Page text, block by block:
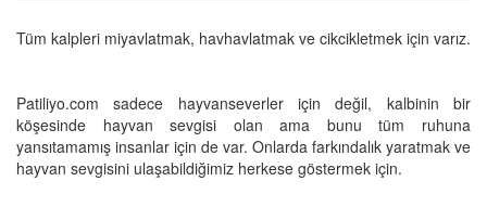
Tüm kalpleri miyavlatmak, havhavlatmak ve cikcikletmek için varız.
Patiliyo.com sadece hayvanseverler için değil, kalbinin bir
köşesinde hayvan sevgisi olan ama bunu tüm ruhuna
yansıtamamış insanlar için de var. Onlarda farkındalık yaratmak ve
hayvan sevgisini ulaşabildiğimiz herkese göstermek için.